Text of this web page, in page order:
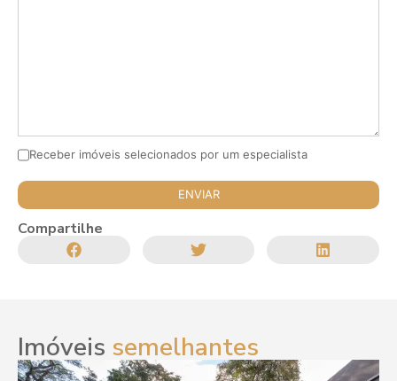
Receber imóveis selecionados por um especialista
Compartilhe
Imóveis semelhantes